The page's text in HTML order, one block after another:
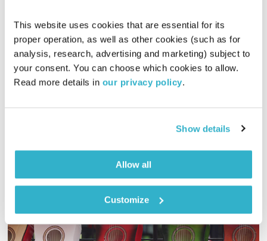
This website uses cookies that are essential for its
proper operation, as well as other cookies (such as for
analysis, research, advertising and marketing) subject to
your consent. You can choose which cookies to allow.
Read more details in our privacy policy.
Show details
Allow all
Customize
עולם קטן – דניאל גלעדי באולפן
עולם קטן
אורי בנקהלטר
אודיו